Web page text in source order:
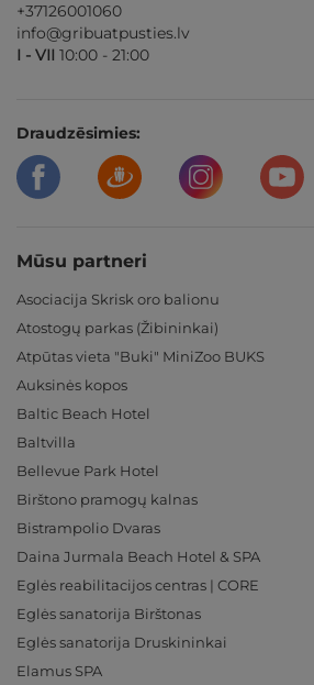
+37126001060
info@gribuatpusties.lv
I - VII 10:00 - 21:00
Draudzēsimies:
Mūsu partneri
Asociacija Skrisk oro balionu
Atostogų parkas (Žibininkai)
Atpūtas vieta "Buki" MiniZoo BUKS
Auksinės kopos
Baltic Beach Hotel
Baltvilla
Bellevue Park Hotel
Birštono pramogų kalnas
Bistrampolio Dvaras
Daina Jurmala Beach Hotel & SPA
Eglės reabilitacijos centras | CORE
Eglės sanatorija Birštonas
Eglės sanatorija Druskininkai
Elamus SPA